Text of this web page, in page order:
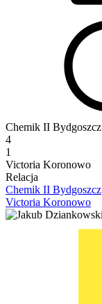
Chemik II Bydgoszcz
4
1
Victoria Koronowo
Relacja
Chemik II Bydgoszcz
Victoria Koronowo